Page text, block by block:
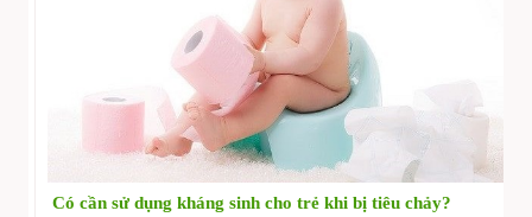
Có cần sử dụng kháng sinh cho trẻ khi bị tiêu chảy?